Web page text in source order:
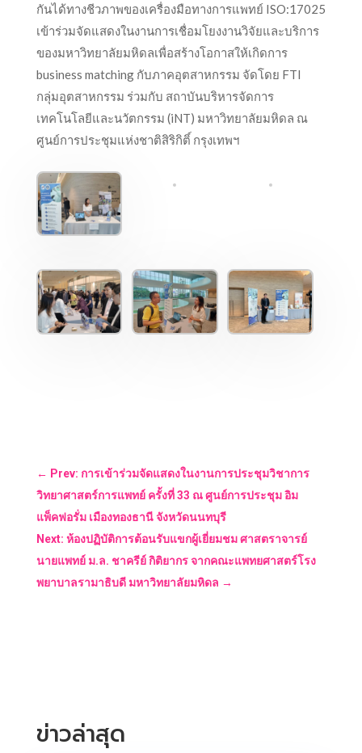
กันได้ทางชีวภาพของเครื่องมือทางการแพทย์ ISO:17025
เข้าร่วมจัดแสดงในงานการเชื่อมโยงงานวิจัยและบริการ
ของมหาวิทยาลัยมหิดลเพื่อสร้างโอกาสให้เกิดการ
business matching กับภาคอุตสาหกรรม จัดโดย FTI
กลุ่มอุตสาหกรรม ร่วมกับ สถาบันบริหารจัดการ
เทคโนโลยีและนวัตกรรม (iNT) มหาวิทยาลัยมหิดล ณ
ศูนย์การประชุมแห่งชาติสิริกิติ์ กรุงเทพฯ
← Prev: การเข้าร่วมจัดแสดงในงานการประชุมวิชาการ
วิทยาศาสตร์การแพทย์ ครั้งที่ 33 ณ ศูนย์การประชุม อิม
แพ็คฟอรั่ม เมืองทองธานี จังหวัดนนทบุรี
Next: ห้องปฏิบัติการต้อนรับแขกผู้เยี่ยมชม ศาสตราจารย์
นายแพทย์ ม.ล. ชาครีย์ กิติยากร จากคณะแพทยศาสตร์โรง
พยาบาลรามาธิบดี มหาวิทยาลัยมหิดล →
ข่าวล่าสุด